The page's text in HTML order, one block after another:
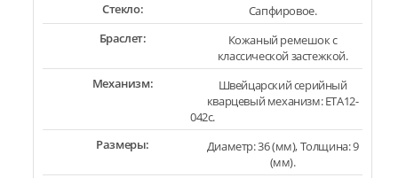
Стекло:
Сапфировое.
Браслет:
Кожаный ремешок с
классической застежкой.
Механизм:
Швейцарский серийный
кварцевый механизм: ETA12-
042c.
Размеры:
Диаметр: 36 (мм), Толщина: 9
(мм).